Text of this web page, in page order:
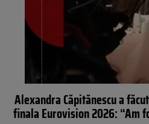
Alexandra Căpitănescu a
finala Eurovision 2026: “Am